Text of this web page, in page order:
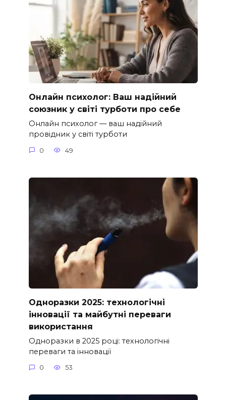
Онлайн психолог: Ваш надійний
союзник у світі турботи про себе
Онлайн психолог — ваш надійний
провідник у світі турботи
0 49
Одноразки 2025: технологічні
інновації та майбутні переваги
використання
Одноразки в 2025 році: технологічні
переваги та інновації
0 53